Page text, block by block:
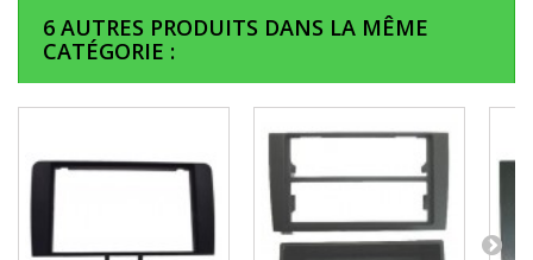
6 AUTRES PRODUITS DANS LA MÊME
CATÉGORIE :